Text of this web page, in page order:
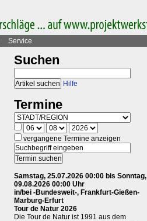
Service
Suchen
Hilfe
Termine
vergangene Termine anzeigen
Samstag, 25.07.2026 00:00 bis Sonntag,
09.08.2026 00:00 Uhr
in/bei -Bundesweit-, Frankfurt-Gießen-
Marburg-Erfurt
Tour de Natur 2026
Die Tour de Natur ist 1991 aus dem